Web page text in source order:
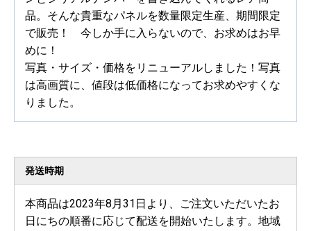
品。そんな貴重なパネルを数量限定生産、期間限定
で販売！ 今しか手に入らないので、お求めはお早
めに！
写真・サイズ・価格をリニューアルしました！写真
は高画質に、値段は低価格になってお求めやすくな
りました。
発送時期
本商品は2023年8月31日より、ご注文いただいたお
日にちの順番に応じて配送を開始いたします。地域